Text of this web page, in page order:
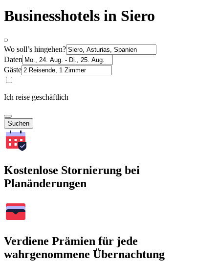
Businesshotels in Siero
Wo soll’s hingehen?
Daten
Gäste
Ich reise geschäftlich
Suchen
Kostenlose Stornierung bei
Planänderungen
Verdiene Prämien für jede
wahrgenommene Übernachtung